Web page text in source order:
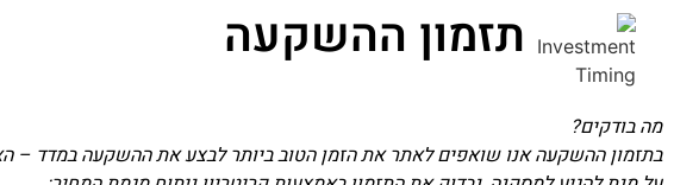
תזמון ההשקעה
מה בודקים?
בתזמון ההשקעה אנו שואפים לאתר את הזמן הטוב ביותר לבצע את ההשקעה במדד –